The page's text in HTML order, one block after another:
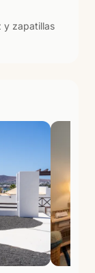
y zapatillas